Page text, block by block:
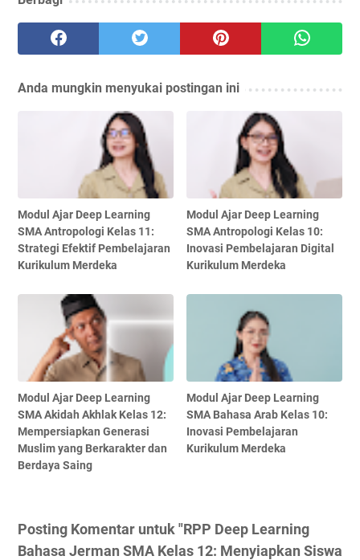
Anda mungkin menyukai postingan ini
Modul Ajar Deep Learning
SMA Antropologi Kelas 11:
Strategi Efektif Pembelajaran
Kurikulum Merdeka
Modul Ajar Deep Learning
SMA Antropologi Kelas 10:
Inovasi Pembelajaran Digital
Kurikulum Merdeka
Modul Ajar Deep Learning
SMA Akidah Akhlak Kelas 12:
Mempersiapkan Generasi
Muslim yang Berkarakter dan
Berdaya Saing
Modul Ajar Deep Learning
SMA Bahasa Arab Kelas 10:
Inovasi Pembelajaran
Kurikulum Merdeka
Posting Komentar untuk "RPP Deep Learning
Bahasa Jerman SMA Kelas 12: Menyiapkan Siswa